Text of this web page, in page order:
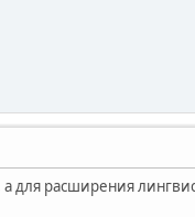
для расширения